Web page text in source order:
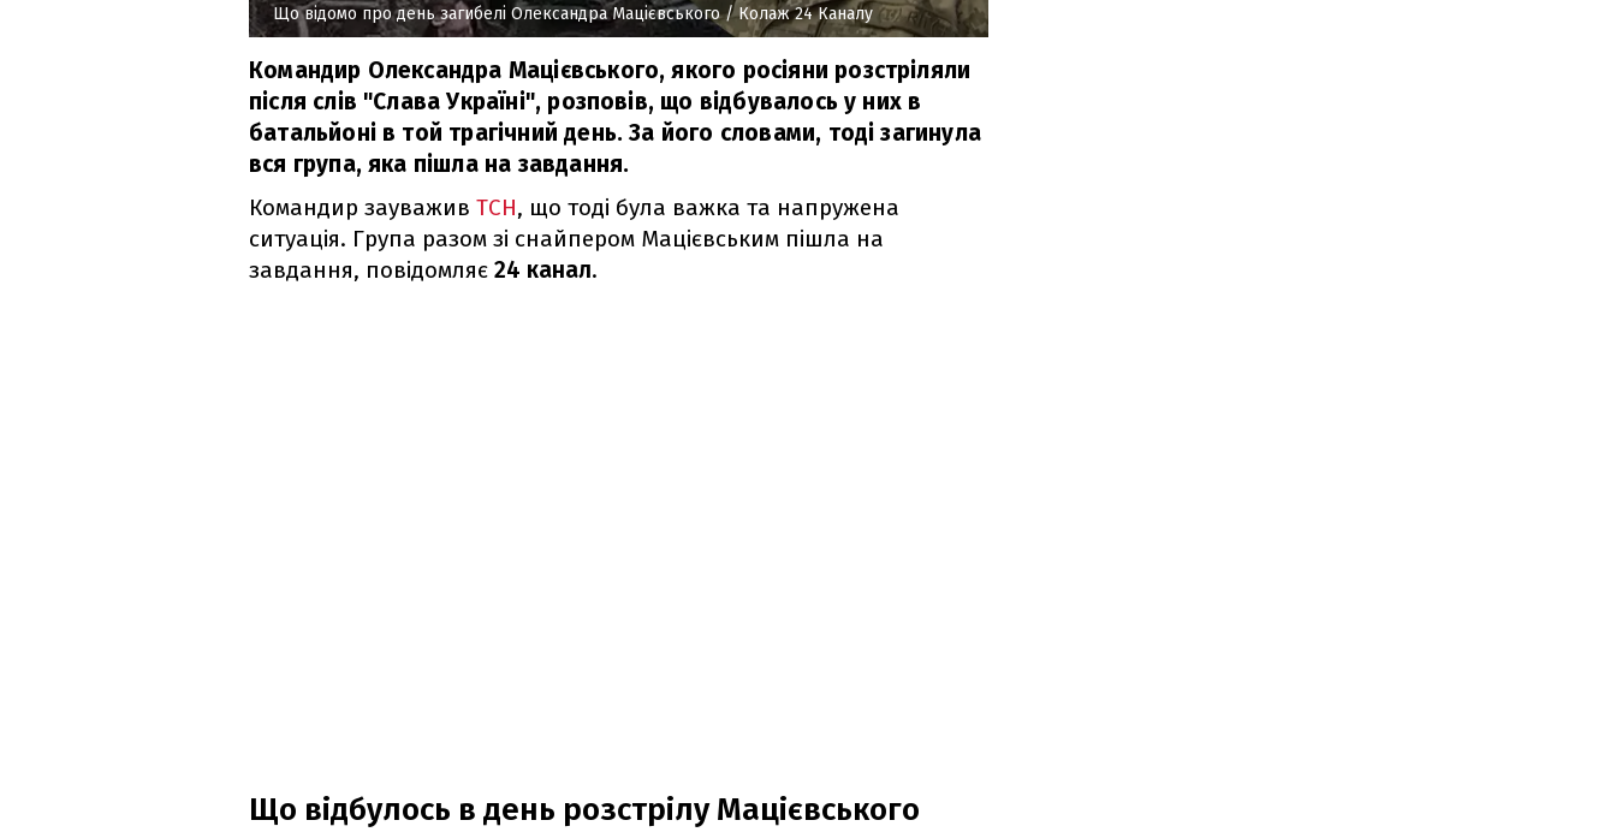
Що відомо про день загибелі Олександра Мацієвського/ Колаж 24 Каналу
Командир Олександра Мацієвського, якого росіяни розстріляли
після слів "Слава Україні", розповів, що відбувалось у них в
батальйоні в той трагічний день. За його словами, тоді загинула
вся група, яка пішла на завдання.
Командир зауважив ТСН, що тоді була важка та напружена
ситуація. Група разом зі снайпером Мацієвським пішла на
завдання, повідомляє 24 канал.
Що відбулось в день розстрілу Мацієвського